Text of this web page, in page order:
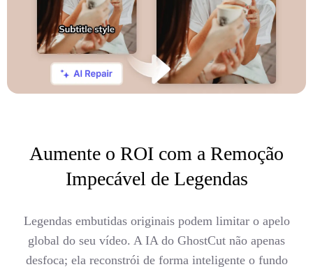
Aumente o ROI com a Remoção
Impecável de Legendas
Legendas embutidas originais podem limitar o apelo
global do seu vídeo. A IA do GhostCut não apenas
desfoca; ela reconstrói de forma inteligente o fundo